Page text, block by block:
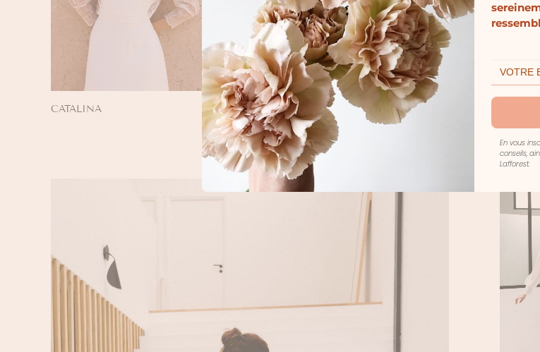
CATALINA BORELLI
En vous
conseils,
Lafforest.